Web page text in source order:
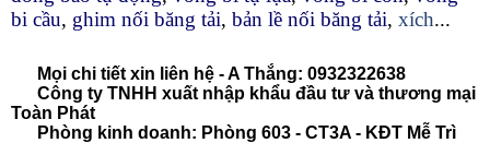
bi cầu, ghim nối băng tải, bản lề nối băng tải, xích...
Mọi chi tiết xin liên hệ - A Thắng: 0932322638
Công ty TNHH xuất nhập khẩu đầu tư và thương mại
Toàn Phát
Phòng kinh doanh: Phòng 603 - CT3A - KĐT Mễ Trì